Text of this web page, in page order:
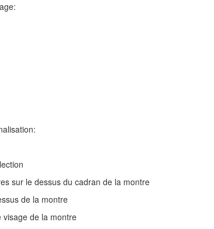
sur le dessus du cadran de la montre
de la montre
de la montre